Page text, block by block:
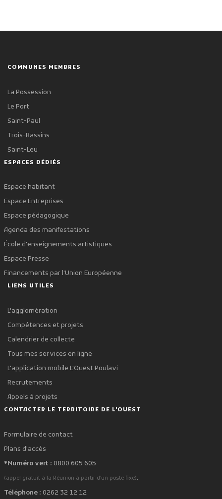
COMMUNES MEMBRES
La Possession
Le Port
Saint-Paul
Trois-Bassins
Saint-Leu
ESPACES DÉDIÉS
Espace habitant
Espace Entreprises
Espace pédagogique
Agenda des manifestations
École d'enseignements artistiques
Espace Presse
Financements par l'Union Européenne
LIENS UTILES
L'agglomération
Compétences et projets
Calendrier de collecte
Tous mes services en ligne
L'application mobile L'Ouest Poulavi
Recrutements
Appels à projets
CONTACTER LE TERRITOIRE DE L'OUEST
Formulaire de contact
Plans d'accès
*Numéro vert : 0800 605 605
(appel gratuit à la Réunion à partir d'un poste fixe).
Téléphone : 0262 32 12 12